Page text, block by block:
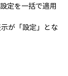
定を一括で適用
が「設定」とな